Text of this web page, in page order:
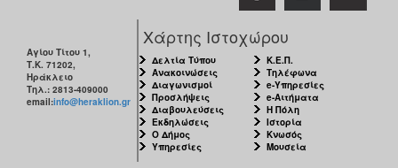
Αγίου Τίτου 1,
Τ.Κ. 71202,
Ηράκλειο
Τηλ.: 2813-409000
email:info@heraklion.gr
Χάρτης Ιστοχώρου
Δελτία Τύπου
Ανακοινώσεις
Διαγωνισμοί
Προσλήψεις
Διαβουλεύσεις
Εκδηλώσεις
Ο Δήμος
Υπηρεσίες
Κ.Ε.Π.
Τηλέφωνα
e-Υπηρεσίες
e-Αιτήματα
Η Πόλη
Ιστορία
Κνωσός
Μουσεία